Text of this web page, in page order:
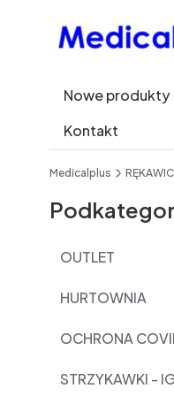
Nowe produkty
Kontakt
Medicalplus
OUTLET
HURTOWNIA
OCHRONA
STRZYKAWKI -